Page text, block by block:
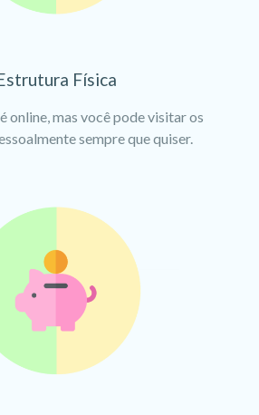
Física
online, mas você pode visitar os
sempre que quiser.